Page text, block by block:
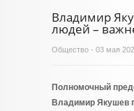
Владимир
людей –
Общество - 03 мая
Полномочный
Владимир Якушев